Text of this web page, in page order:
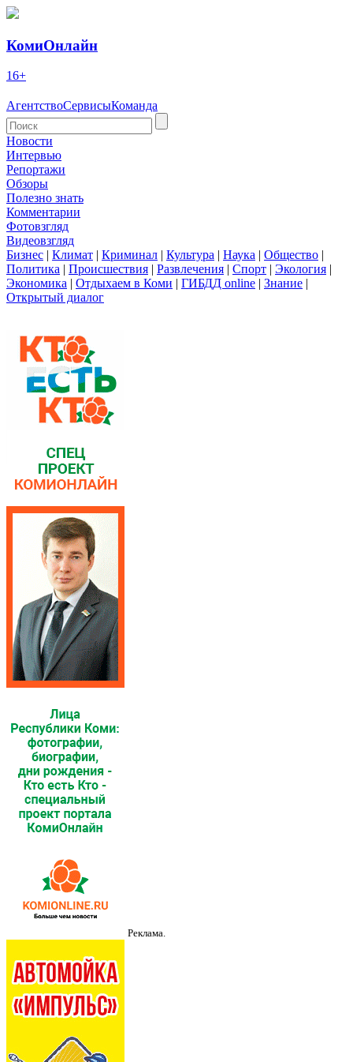
КомиОнлайн
16+
АгентствоСервисыКоманда
Новости
Интервью
Репортажи
Обзоры
Полезно знать
Комментарии
Фотовзгляд
Видеовзгляд
Бизнес | Климат | Криминал | Культура | Наука | Общество |
Политика | Происшествия | Развлечения | Спорт | Экология |
Экономика | Отдыхаем в Коми | ГИБДД online | Знание |
Открытый диалог
Реклама.